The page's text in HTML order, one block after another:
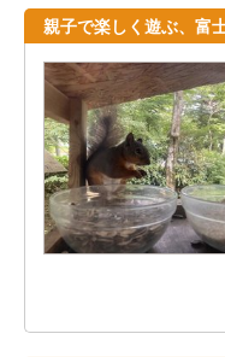
親子で楽しく遊ぶ、富